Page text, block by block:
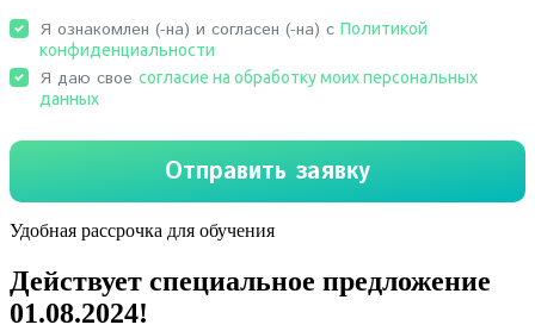
Удобная рассрочка для обучения
Действует специальное предложение
01.08.2024!